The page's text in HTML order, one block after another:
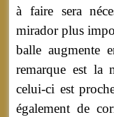
à faire sera
mirador plus
balle augmente
remarque est la
celui-ci est
également de